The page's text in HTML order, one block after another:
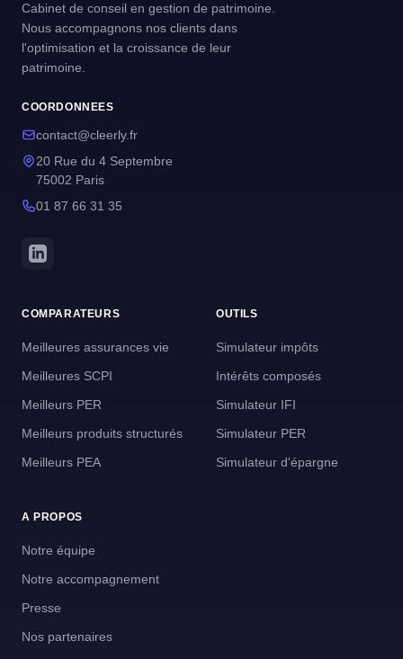
Cabinet de conseil en gestion de patrimoine.
Nous accompagnons nos clients dans
l'optimisation et la croissance de leur
patrimoine.
COORDONNEES
contact@cleerly.fr
20 Rue du 4 Septembre
75002 Paris
01 87 66 31 35
COMPARATEURS
Meilleures assurances vie
Meilleures SCPI
Meilleurs PER
Meilleurs produits structurés
Meilleurs PEA
OUTILS
Simulateur impôts
Intérêts composés
Simulateur IFI
Simulateur PER
Simulateur d'épargne
A PROPOS
Notre équipe
Notre accompagnement
Presse
Nos partenaires